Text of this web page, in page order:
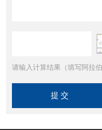
请输入计算结果（填写阿拉